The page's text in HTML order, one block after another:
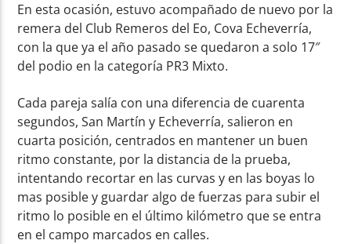
En esta ocasión, estuvo acompañado de nuevo por la
remera del Club Remeros del Eo, Cova Echeverría,
con la que ya el año pasado se quedaron a solo 17″
del podio en la categoría PR3 Mixto.
Cada pareja salía con una diferencia de cuarenta
segundos, San Martín y Echeverría, salieron en
cuarta posición, centrados en mantener un buen
ritmo constante, por la distancia de la prueba,
intentando recortar en las curvas y en las boyas lo
mas posible y guardar algo de fuerzas para subir el
ritmo lo posible en el último kilómetro que se entra
en el campo marcados en calles.